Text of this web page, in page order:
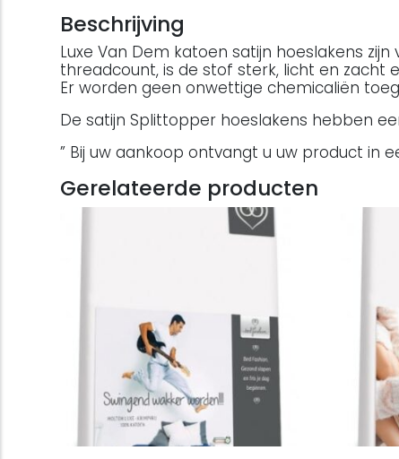
Beschrijving
Luxe Van Dem katoen satijn hoeslakens
threadcount, is de stof sterk, licht en zacht
Er worden geen onwettige chemicaliën
De satijn Splittopper hoeslakens hebben
” Bij uw aankoop ontvangt u uw product in
Gerelateerde producten